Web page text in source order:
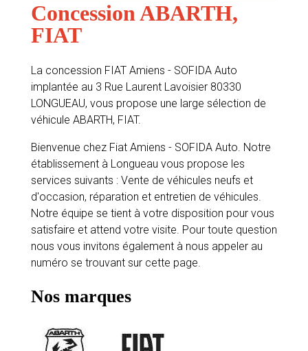
Concession ABARTH,
FIAT
La concession FIAT Amiens - SOFIDA Auto
implantée au 3 Rue Laurent Lavoisier 80330
LONGUEAU, vous propose une large sélection de
véhicule ABARTH, FIAT.
Bienvenue chez Fiat Amiens - SOFIDA Auto. Notre
établissement à Longueau vous propose les
services suivants : Vente de véhicules neufs et
d'occasion, réparation et entretien de véhicules.
Notre équipe se tient à votre disposition pour vous
satisfaire et attend votre visite. Pour toute question
nous vous invitons également à nous appeler au
numéro se trouvant sur cette page.
Nos marques